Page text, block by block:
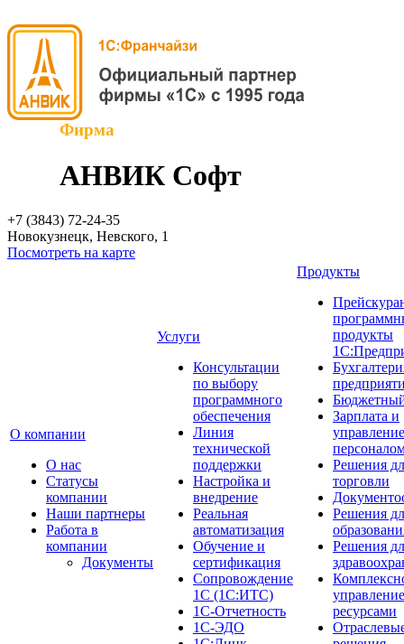
Фирма
АНВИК Софт
+7 (3843) 72-24-35
Новокузнецк, Невского, 1
Посмотреть на карте
О компании
О нас
Cтатусы
компании
Наши партнеры
Работа в
компании
Документы
Услуги
Консультации
по выбору
программного
обеспечения
Линия
технической
поддержки
Настройка и
внедрение
Реальная
автоматизация
Обучение и
сертификация
Сопровождение
1С (1С:ИТС)
1С-Отчетность
1С-ЭДО
Продукты
продукты
Зарплата и
управление
Решения
торговли
Решения
Решения
управление
ресурсами